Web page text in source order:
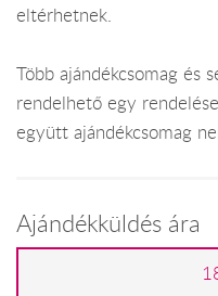
eltérhetnek.
Több ajándékcsomag és
rendelhető egy
együtt ajándékcsomag
Ajándékküldés ára